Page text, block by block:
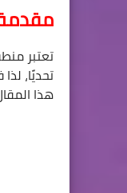
تعتبر
تحديًا،
هذا